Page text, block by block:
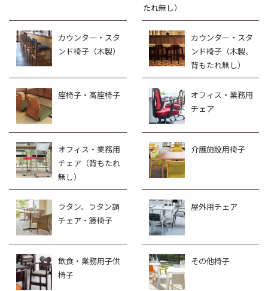
たれ無し）
カウンター・スタ
ンド椅子（木製）
カウンター・スタ
ンド椅子（木製、
背もたれ無し）
座椅子・高座椅子
オフィス・業務用
チェア
オフィス・業務用
チェア（背もたれ
無し）
介護施設用椅子
ラタン、ラタン調
チェア・籐椅子
屋外用チェア
飲食・業務用子供
椅子
その他椅子